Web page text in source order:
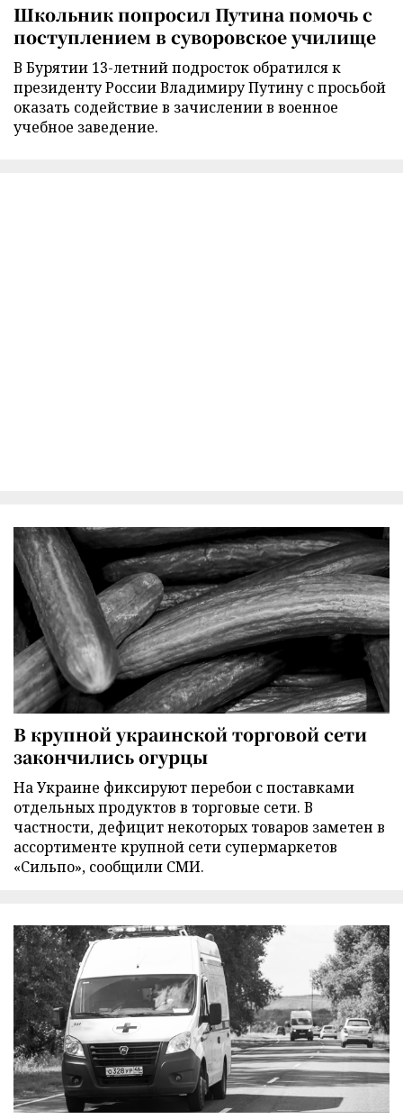
Школьник попросил Путина помочь с
поступлением в суворовское училище
В Бурятии 13-летний подросток обратился к
президенту России Владимиру Путину с просьбой
оказать содействие в зачислении в военное
учебное заведение.
В крупной украинской торговой сети
закончились огурцы
На Украине фиксируют перебои с поставками
отдельных продуктов в торговые сети. В
частности, дефицит некоторых товаров заметен в
ассортименте крупной сети супермаркетов
«Сильпо», сообщили СМИ.